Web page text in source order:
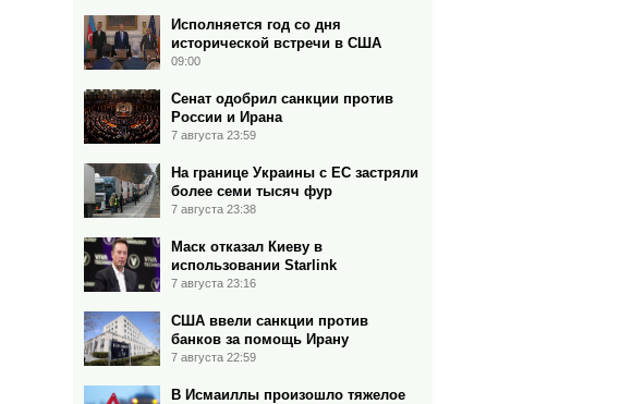
Исполняется год со дня
исторической встречи в США
09:00
Сенат одобрил санкции против
России и Ирана
7 августа 23:59
На границе Украины с ЕС застряли
более семи тысяч фур
7 августа 23:38
Маск отказал Киеву в
использовании Starlink
7 августа 23:16
США ввели санкции против
банков за помощь Ирану
7 августа 22:59
В Исмаиллы произошло тяжелое